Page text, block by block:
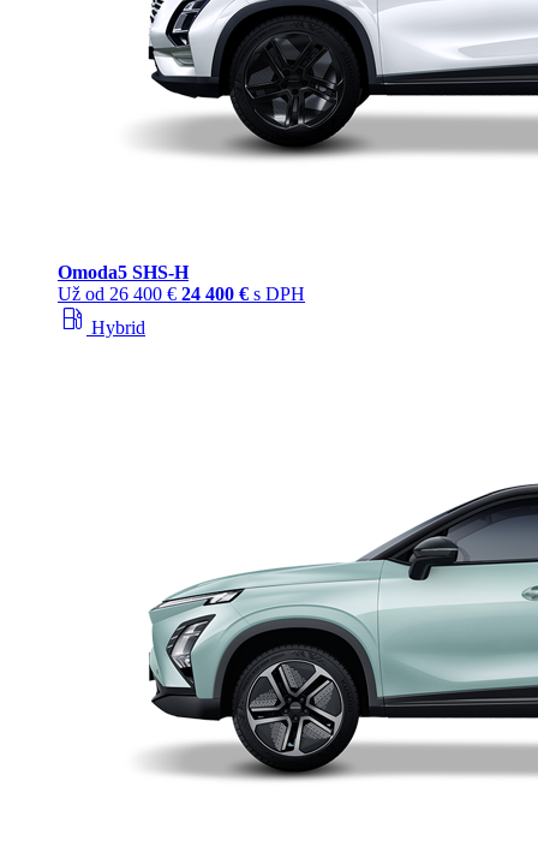
Omoda5 SHS‑H
Už od 26 400 € 24 400 € s DPH
local_gas_station Hybrid